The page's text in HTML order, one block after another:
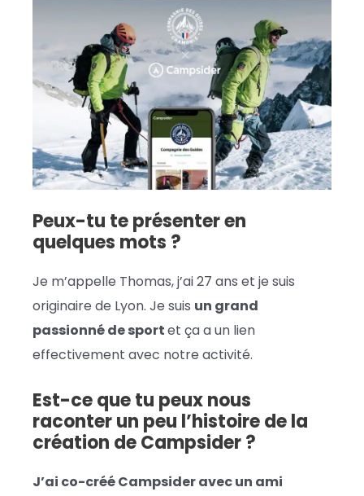
Peux-tu te présenter en
quelques mots ?
Je m’appelle Thomas, j’ai 27 ans et je suis
originaire de Lyon. Je suis un grand
passionné de sportet ça a un lien
effectivement avec notre activité.
Est-ce que tu peux nous
raconter un peu l’histoire de la
création de Campsider ?
J’ai co-créé Campsider avec un ami